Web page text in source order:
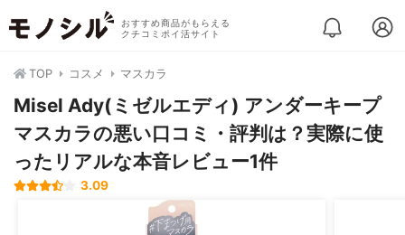
おすすめ商品がもらえる
クチコミポイ活サイト
TOP コスメ マスカラ
Misel Ady(ミゼルエディ) アンダーキープ
マスカラの悪い口コミ・評判は？実際に使
ったリアルな本音レビュー1件
3.09